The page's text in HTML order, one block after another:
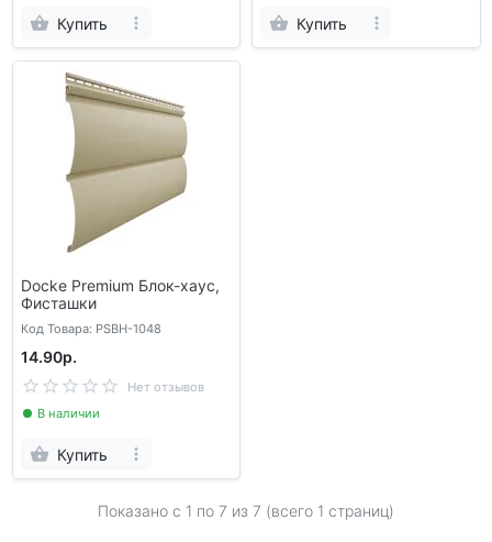
Купить Купить
Docke Premium Блок-хаус,
Фисташки
Код Товара: PSBH-1048
14.90р.
Нет отзывов
В наличии
Купить
Показано с 1 по 7 из 7 (всего 1 страниц)